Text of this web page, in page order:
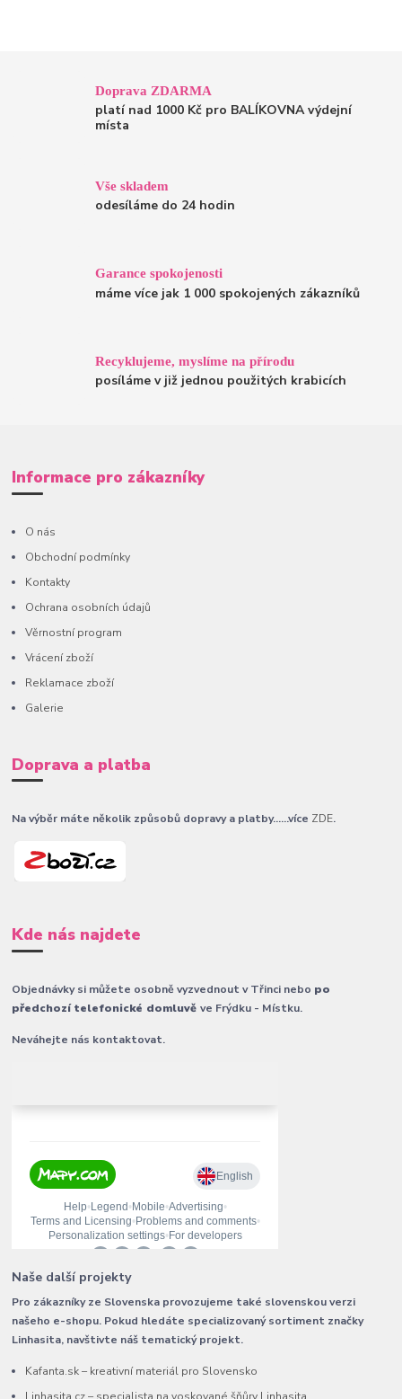
Doprava ZDARMA
platí nad 1000 Kč pro BALÍKOVNA výdejní
místa
Vše skladem
odesíláme do 24 hodin
Garance spokojenosti
máme více jak 1 000 spokojených zákazníků
Recyklujeme, myslíme na přírodu
posíláme v již jednou použitých krabicích
Informace pro zákazníky
O nás
Obchodní podmínky
Kontakty
Ochrana osobních údajů
Věrnostní program
Vrácení zboží
Reklamace zboží
Galerie
Doprava a platba
Na výběr máte několik způsobů dopravy a platby......více ZDE.
Kde nás najdete
Objednávky si můžete osobně vyzvednout v Třinci nebo po
předchozí telefonické domluvěve Frýdku - Místku.
Neváhejte nás kontaktovat.
Naše další projekty
Pro zákazníky ze Slovenska provozujeme také slovenskou verzi
našeho e-shopu. Pokud hledáte specializovaný sortiment značky
Linhasita, navštivte náš tematický projekt.
Kafanta.sk – kreativní materiál pro Slovensko
Linhasita.cz – specialista na voskované šňůry Linhasita